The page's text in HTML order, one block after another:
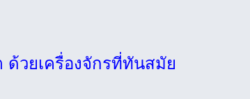
วยเครื่องจักรที่ทันสมัย